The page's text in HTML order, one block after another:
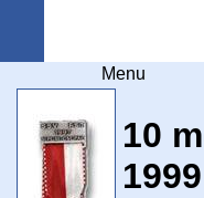
Menu
10
1999